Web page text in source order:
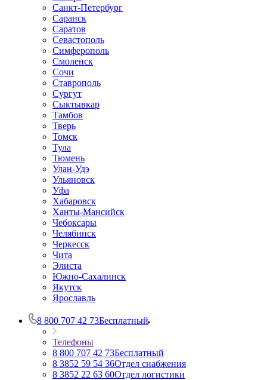
Санкт-Петербург
Саранск
Саратов
Севастополь
Симферополь
Смоленск
Сочи
Ставрополь
Сургут
Сыктывкар
Тамбов
Тверь
Томск
Тула
Тюмень
Улан-Удэ
Ульяновск
Уфа
Хабаровск
Ханты-Мансийск
Чебоксары
Челябинск
Черкесск
Чита
Элиста
Южно-Сахалинск
Якутск
Ярославль
8 800 707 42 73Бесплатный
Телефоны
8 800 707 42 73Бесплатный
8 3852 59 54 36Отдел снабжения
8 3852 22 63 60Отдел логистики